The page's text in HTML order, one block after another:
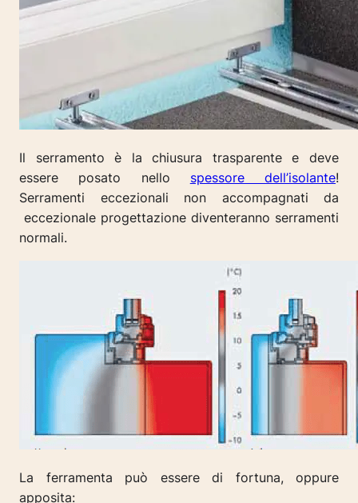
Il serramento è la chiusura trasparente e deve
essere posato nello spessore dell’isolante!
Serramenti eccezionali non accompagnati da
eccezionale progettazione diventeranno serramenti
normali.
La ferramenta può essere di fortuna, oppure
apposita: